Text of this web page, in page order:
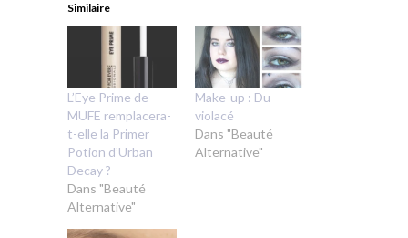
Similaire
L’Eye Prime de
MUFE remplacera-
t-elle la Primer
Potion d’Urban
Decay ?
Dans "Beauté
Alternative"
Make-up : Du
violacé
Dans "Beauté
Alternative"